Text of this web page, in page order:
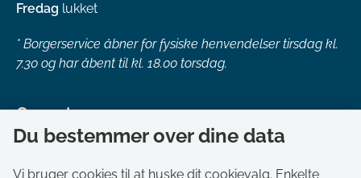
Fredag lukket
* Borgerservice åbner for fysiske henvendelser tirsdag kl.
7.30 og har åbent til kl. 18.00 torsdag.
Genveje
Om kommunen
Aktuelt
Du bestemmer over dine data
Vi bruger cookies til at huske dit cookievalg. Enkelte